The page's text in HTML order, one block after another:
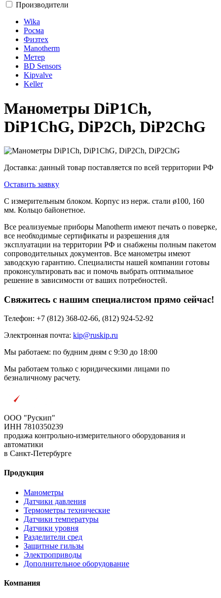
Производители
Wika
Росма
Физтех
Manotherm
Метер
BD Sensors
Kipvalve
Keller
Манометры DiP1Ch,
DiP1ChG, DiP2Ch, DiP2ChG
Доставка: данный товар поставляется по всей территории РФ
Оставить заявку
С измерительным блоком. Корпус из нерж. стали ø100, 160
мм. Кольцо байонетное.
Все реализуемые приборы Manotherm имеют печать о поверке,
все необходимые сертификаты и разрешения для
эксплуатации на территории РФ и снабжены полным пакетом
сопроводительных документов. Все манометры имеют
заводскую гарантию. Специалисты нашей компании готовы
проконсультировать вас и помочь выбрать оптимальное
решение в зависимости от ваших потребностей.
Свяжитесь с нашим специалистом прямо сейчас!
Телефон: +7 (812) 368-02-66, (812) 924-52-92
Электронная почта: kip@ruskip.ru
Мы работаем: по будним дням с 9:30 до 18:00
Мы работаем только с юридическими лицами по
безналичному расчету.
ООО "Рускип"
ИНН 7810350239
продажа контрольно-измерительного оборудования и
автоматики
в Санкт-Петербурге
Продукция
Манометры
Датчики давления
Термометры технические
Датчики температуры
Датчики уровня
Разделители сред
Защитные гильзы
Электроприводы
Дополнительное оборудование
Компания